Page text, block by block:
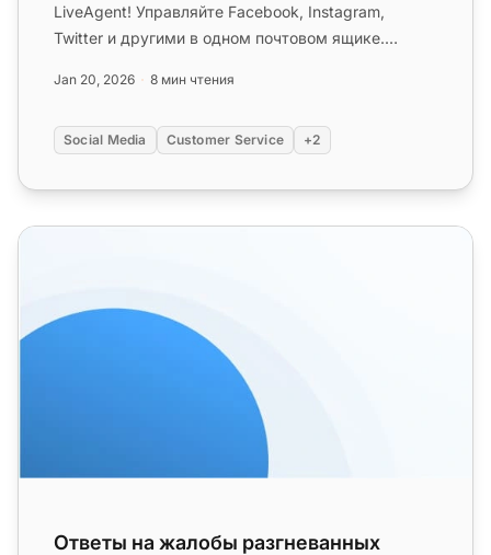
LiveAgent! Управляйте Facebook, Instagram,
Twitter и другими в одном почтовом ящике.
Jan 20, 2026 8 мин чтения
Social Media Customer Service +2
Ответы на жалобы разгневанных клиентов
Ответы на жалобы разгневанных